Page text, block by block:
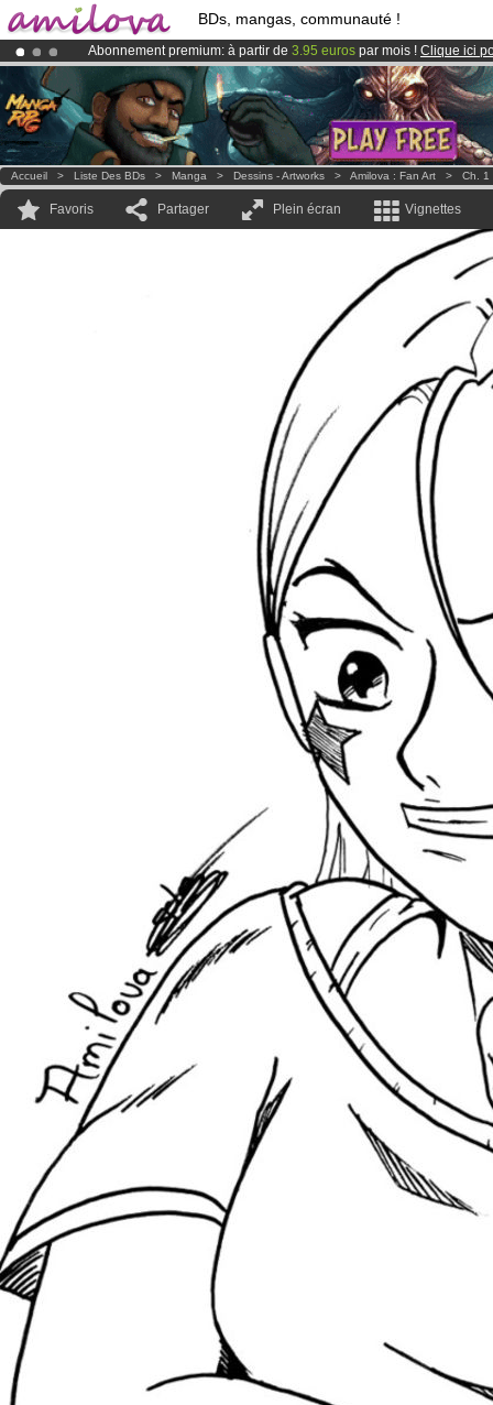
BDs, mangas, communauté !
Abonnement premium: à partir de 3.95 euros par mois ! Clique ici
Déjà 100000membreset 1000BDs & Mangas!
LeKickstarter Amilova est désormais lancé
Accueil > Liste Des BDs > Manga > Dessins - Artworks > Amilova : Fan Art > Ch. 1
Favoris Partager Plein écran Vignettes